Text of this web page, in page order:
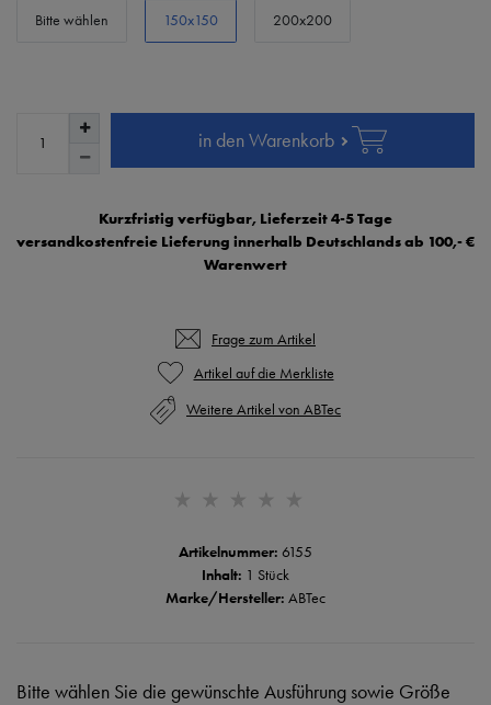
Artikelnummer: 6155
Inhalt: 1 Stück
Marke/Hersteller: ABTec
Bitte wählen 150x150 200x200
in den Warenkorb
Kurzfristig verfügbar, Lieferzeit 4-5 Tage
versandkostenfreie Lieferung innerhalb Deutschlands ab 100,- €
Warenwert
Frage zum Artikel
Weitere Artikel von ABTec
Bitte wählen Sie die gewünschte Ausführung sowie Größe